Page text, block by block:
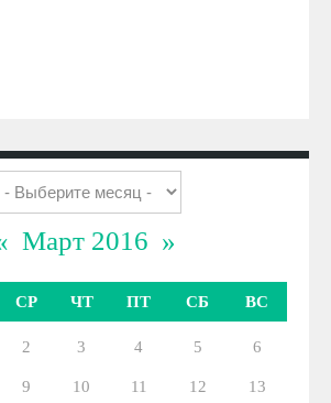
Март 2016 »
СР ЧТ ПТ СБ ВС
2 3 4 5 6
9 10 11 12 13